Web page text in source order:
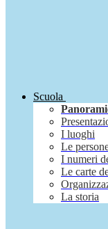
Scuola
I luoghi
Le
I numeri
Le carte
La storia